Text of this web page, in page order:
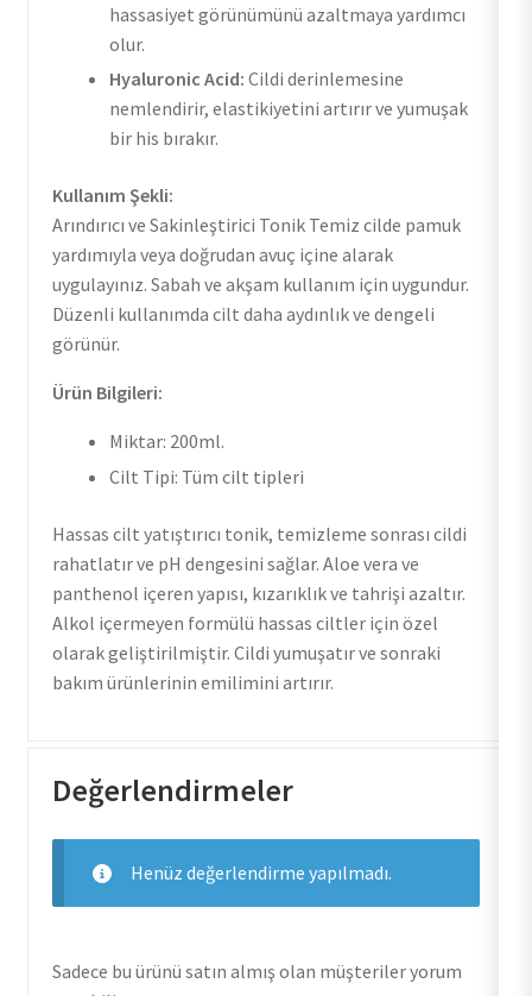
hassasiyet görünümünü azaltmaya yardımcı
olur.
Hyaluronic Acid: Cildi derinlemesine
nemlendirir, elastikiyetini artırır ve yumuşak
bir his bırakır.
Kullanım Şekli:
Arındırıcı ve Sakinleştirici Tonik Temiz cilde pamuk
yardımıyla veya doğrudan avuç içine alarak
uygulayınız. Sabah ve akşam kullanım için uygundur.
Düzenli kullanımda cilt daha aydınlık ve dengeli
görünür.
Ürün Bilgileri:
Miktar: 200ml.
Cilt Tipi: Tüm cilt tipleri
Hassas cilt yatıştırıcı tonik, temizleme sonrası cildi
rahatlatır ve pH dengesini sağlar. Aloe vera ve
panthenol içeren yapısı, kızarıklık ve tahrişi azaltır.
Alkol içermeyen formülü hassas ciltler için özel
olarak geliştirilmiştir. Cildi yumuşatır ve sonraki
bakım ürünlerinin emilimini artırır.
Değerlendirmeler
Henüz değerlendirme yapılmadı.
Sadece bu ürünü satın almış olan müşteriler yorum